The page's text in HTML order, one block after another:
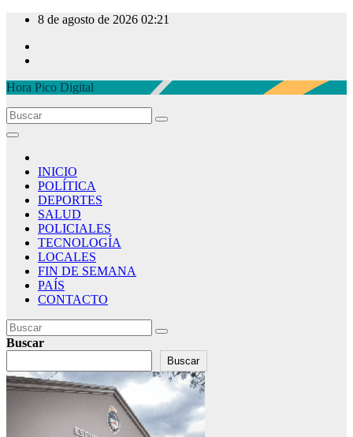
contenido
8 de agosto de 2026 02:21
Hora Pico Digital
INICIO
POLÍTICA
DEPORTES
SALUD
POLICIALES
TECNOLOGÍA
LOCALES
FIN DE SEMANA
PAÍS
CONTACTO
Buscar
Buscar